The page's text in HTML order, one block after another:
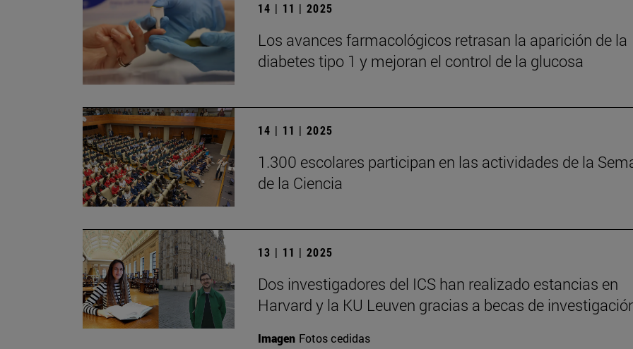
14 | 11 | 2025
Los avances farmacológicos retrasan la aparición de la
diabetes tipo 1 y mejoran el control de la glucosa
14 | 11 | 2025
1.300 escolares participan en las actividades de la
de la Ciencia
13 | 11 | 2025
Dos investigadores del ICS han realizado estancias en
Harvard y la KU Leuven gracias a becas de
Imagen Fotos cedidas